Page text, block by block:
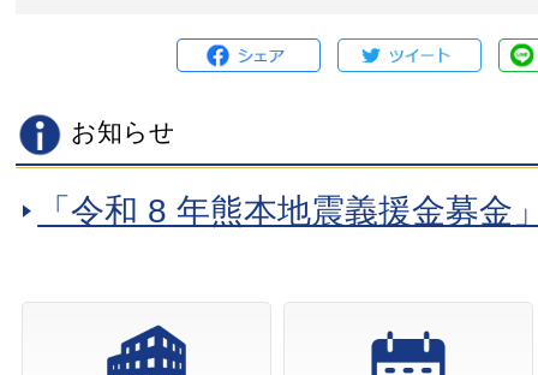
お知らせ
「令和 8 年熊本地震義援金募金
まるひろ入間店 営業終了店舗
まるひろ入間店 業態変更のお